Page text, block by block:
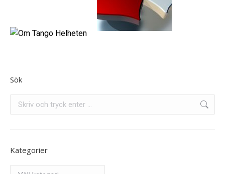
Sök
Kategorier